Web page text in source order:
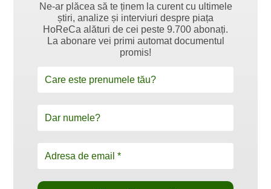
Ne-ar plăcea să te ținem la curent cu ultimele
știri, analize și interviuri despre piața
HoReCa alături de cei peste 9.700 abonați.
La abonare vei primi automat documentul
promis!